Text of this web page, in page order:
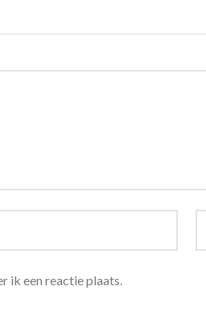
ik een reactie plaats.